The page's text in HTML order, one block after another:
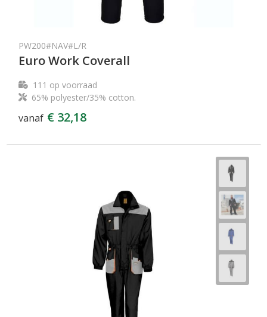
PW200#NAV#L/R
Euro Work Coverall
111 op voorraad
65% polyester/35% cotton.
vanaf € 32,18